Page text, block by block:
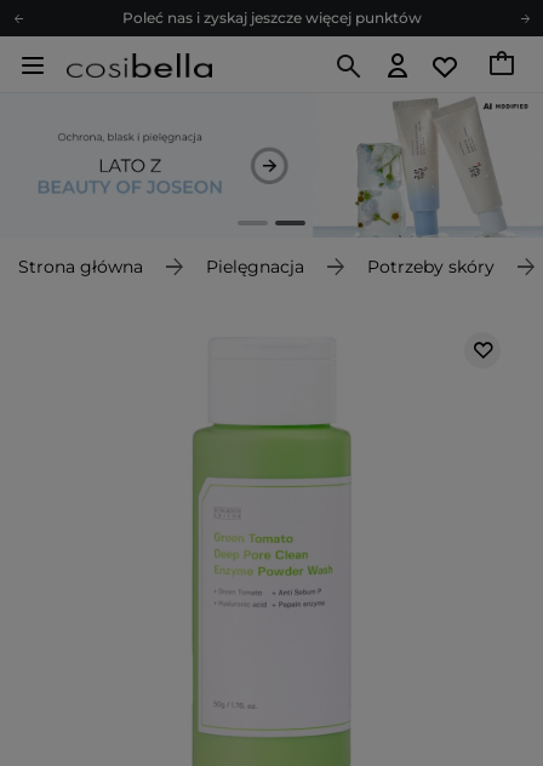
Poleć nas i zyskaj jeszcze więcej punktów
Zapisz się na newsletter pełen porad
Z nami to możliwe! Realizacja zamówienia do 24h.
Poleć nas i zyskaj jeszcze więcej punktów
Zapisz się na newsletter pełen porad
Strona główna Pielęgnacja Potrzeby skóry